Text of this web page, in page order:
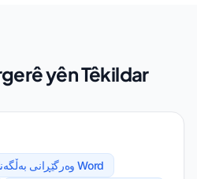
yên Têkildar
وەرگێڕانی بەڵگەنامەی Word